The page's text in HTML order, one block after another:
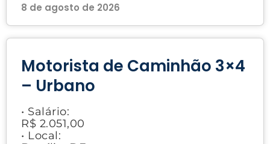
8 de agosto de 2026
Motorista de Caminhão 3×4
– Urbano
• Salário:
R$ 2.051,00
• Local: